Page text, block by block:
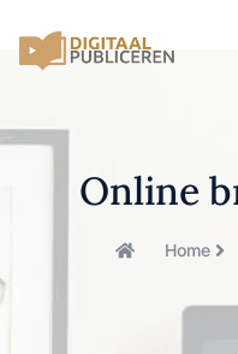
Online
Home